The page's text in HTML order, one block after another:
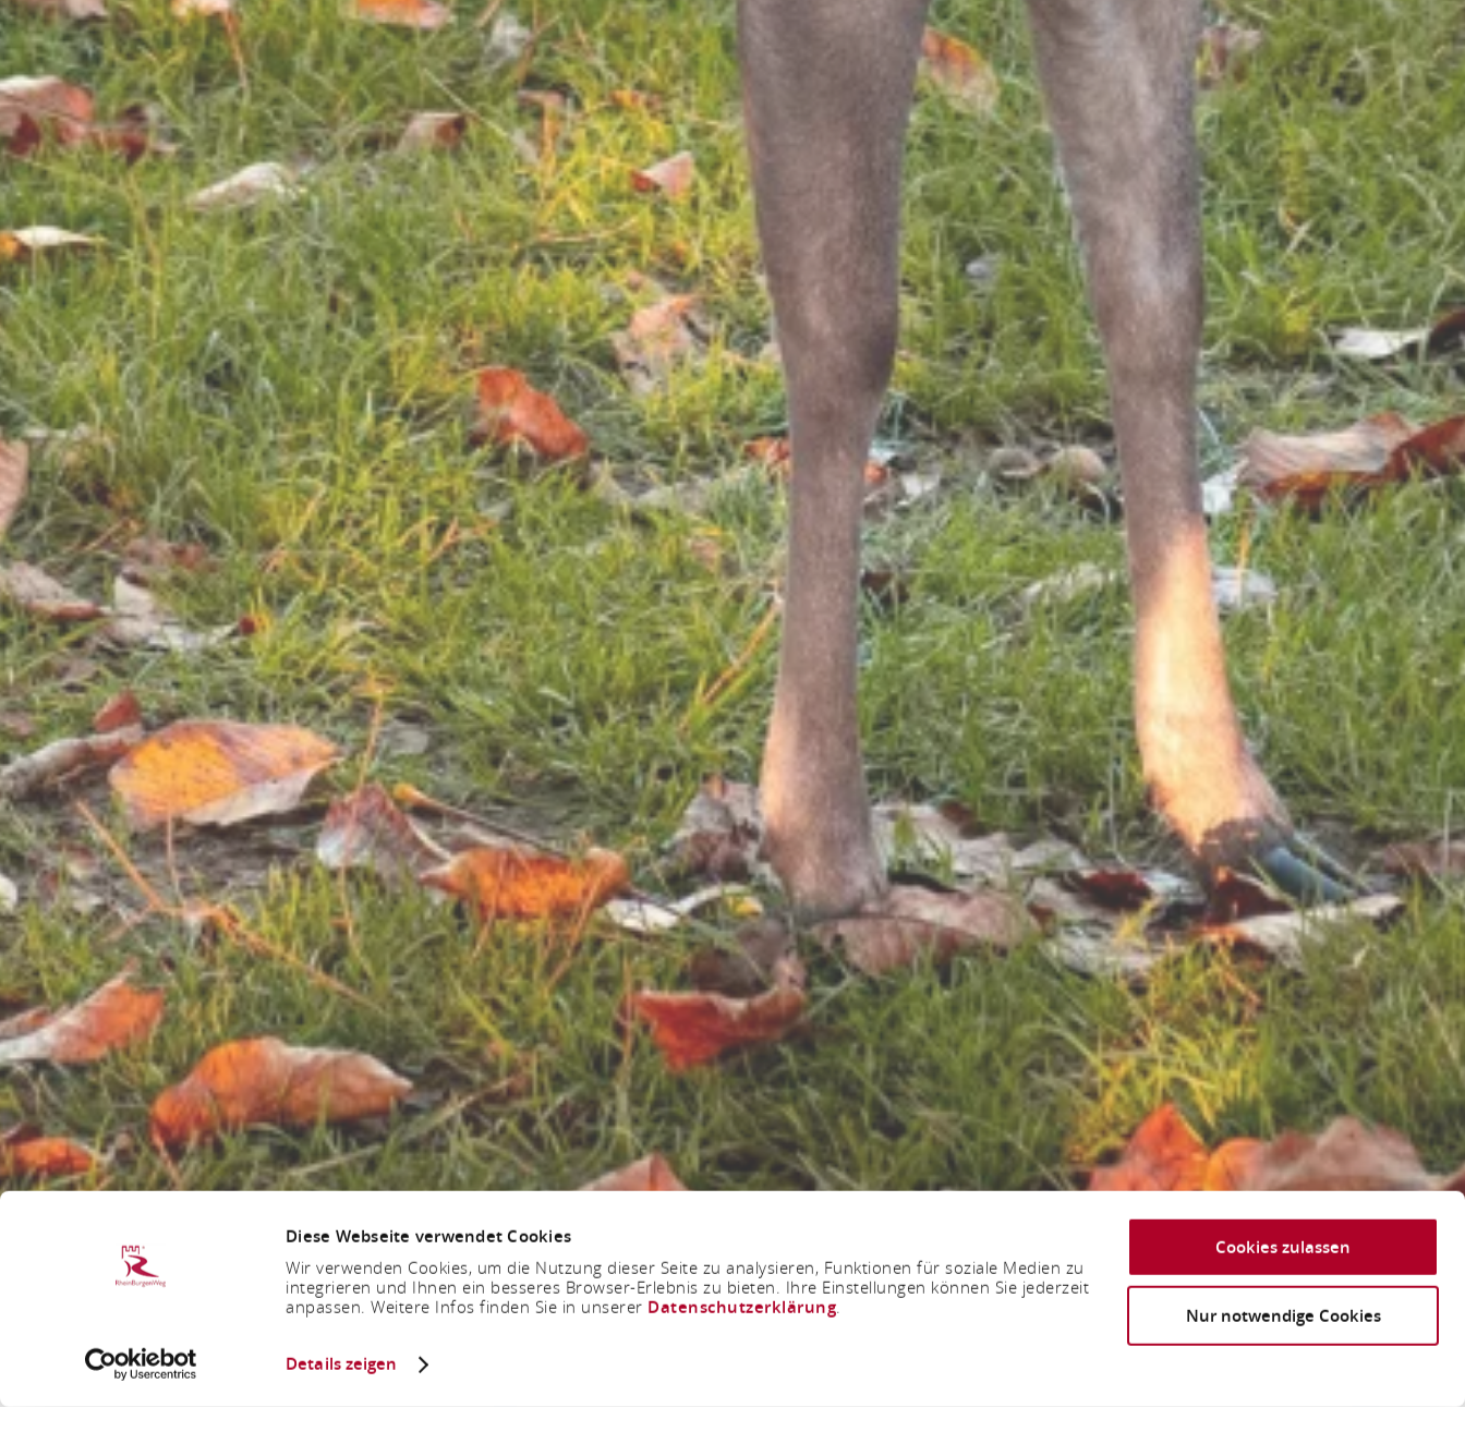
Diese Webseite verwendet Cookies
Wir verwenden Cookies, um die Nutzung dieser Seite zu analysieren, Funktionen für soziale Medien zu
integrieren und Ihnen ein besseres Browser-Erlebnis zu bieten. Ihre Einstellungen können Sie jederzeit
anpassen. Weitere Infos finden Sie in unserer Datenschutzerklärung.
Details zeigen
Cookies zulassen
Nur notwendige Cookies